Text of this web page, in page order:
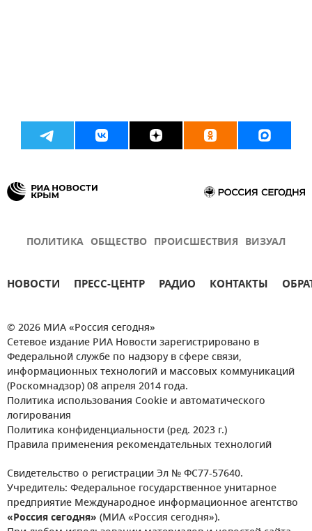
ПОЛИТИКА ОБЩЕСТВО ПРОИСШЕСТВИЯ ВИЗУАЛ
НОВОСТИ ПРЕСС-ЦЕНТР РАДИО КОНТАКТЫ
© 2026 МИА «Россия сегодня»
Сетевое издание РИА Новости зарегистрировано в
Федеральной службе по надзору в сфере связи,
информационных технологий и массовых коммуникаций
(Роскомнадзор) 08 апреля 2014 года.
Политика использования Cookie и автоматического
логирования
Политика конфиденциальности (ред. 2023 г.)
Правила применения рекомендательных технологий
Свидетельство о регистрации Эл № ФС77-57640.
Учредитель: Федеральное государственное унитарное
предприятие Международное информационное агентство
«Россия сегодня» (МИА «Россия сегодня»).